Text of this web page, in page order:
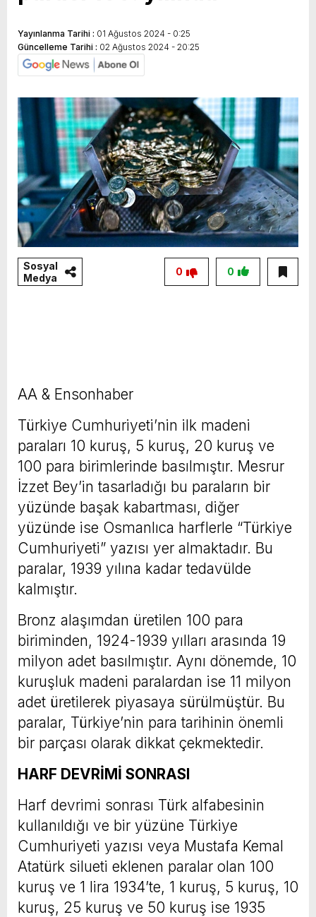
Yayınlanma Tarihi : 01 Ağustos 2024 - 0:25
Güncelleme Tarihi : 02 Ağustos 2024 - 20:25
Sosyal
Medya
0
0
AA & Ensonhaber
Türkiye Cumhuriyeti’nin ilk madeni
paraları 10 kuruş, 5 kuruş, 20 kuruş ve
100 para birimlerinde basılmıştır. Mesrur
İzzet Bey’in tasarladığı bu paraların bir
yüzünde başak kabartması, diğer
yüzünde ise Osmanlıca harflerle “Türkiye
Cumhuriyeti” yazısı yer almaktadır. Bu
paralar, 1939 yılına kadar tedavülde
kalmıştır.
Bronz alaşımdan üretilen 100 para
biriminden, 1924-1939 yılları arasında 19
milyon adet basılmıştır. Aynı dönemde, 10
kuruşluk madeni paralardan ise 11 milyon
adet üretilerek piyasaya sürülmüştür. Bu
paralar, Türkiye’nin para tarihinin önemli
bir parçası olarak dikkat çekmektedir.
HARF DEVRİMİ SONRASI
Harf devrimi sonrası Türk alfabesinin
kullanıldığı ve bir yüzüne Türkiye
Cumhuriyeti yazısı veya Mustafa Kemal
Atatürk silueti eklenen paralar olan 100
kuruş ve 1 lira 1934’te, 1 kuruş, 5 kuruş, 10
kuruş, 25 kuruş ve 50 kuruş ise 1935